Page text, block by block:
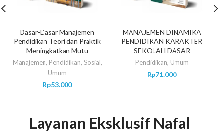
Dasar-Dasar Manajemen
Pendidikan Teori dan Praktik
Meningkatkan Mutu
Manajemen, Pendidikan, Sosial,
Umum
Rp53.000
MANAJEMEN DINAMIKA
PENDIDIKAN KARAKTER
SEKOLAH DASAR
Pendidikan, Umum
Rp71.000
Layanan Eksklusif Nafal